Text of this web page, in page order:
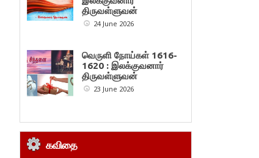
திருவள்ளுவன்
24 June 2026
வெருளி நோய்கள் 1616-
1620 : இலக்குவனார்
திருவள்ளுவன்
23 June 2026
கவிதை